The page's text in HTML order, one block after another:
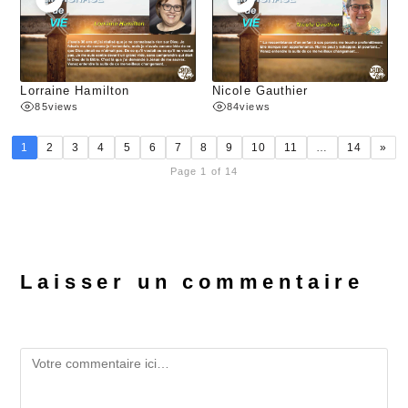
Lorraine Hamilton
85views
Nicole Gauthier
84views
1 2 3 4 5 6 7 8 9 10 11 … 14 »
Page 1 of 14
Laisser un commentaire